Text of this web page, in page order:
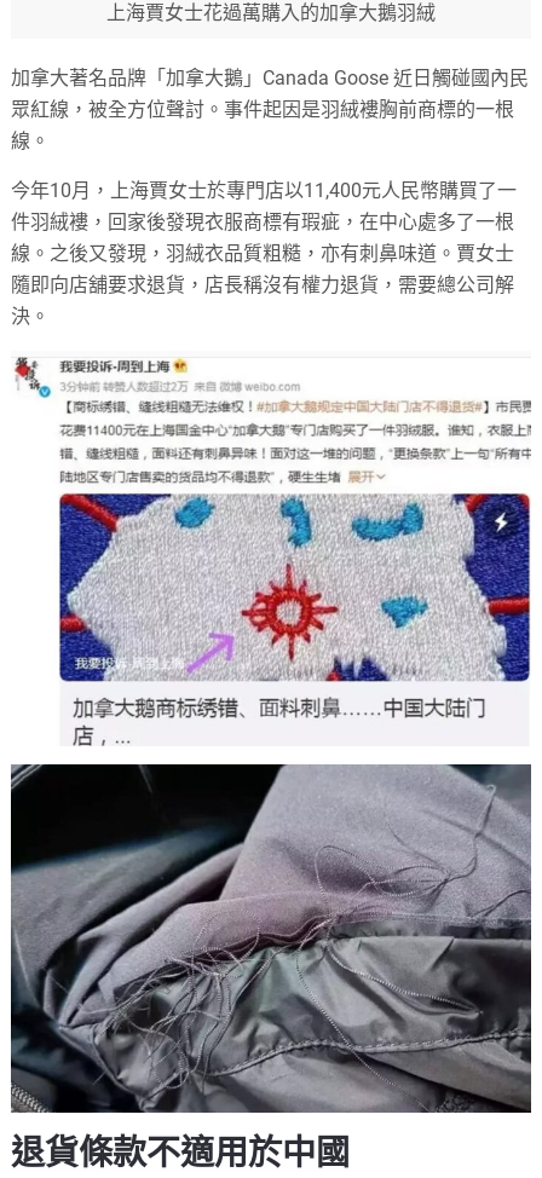
上海賈女士花過萬購入的加拿大鵝羽絨
加拿大著名品牌「加拿大鵝」Canada Goose 近日觸碰國內民
眾紅線，被全方位聲討。事件起因是羽絨褸胸前商標的一根
線。
今年10月，上海賈女士於專門店以11,400元人民幣購買了一
件羽絨褸，回家後發現衣服商標有瑕疵，在中心處多了一根
線。之後又發現，羽絨衣品質粗糙，亦有刺鼻味道。賈女士
隨即向店舖要求退貨，店長稱沒有權力退貨，需要總公司解
決。
退貨條款不適用於中國